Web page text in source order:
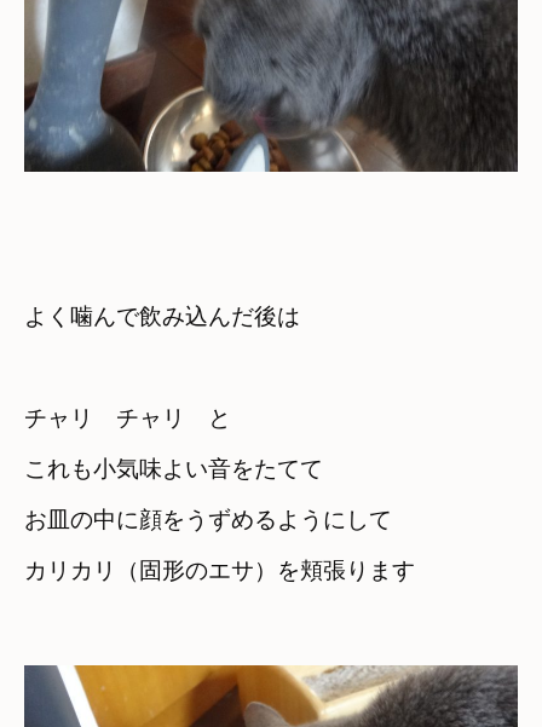
よく噛んで飲み込んだ後は
チャリ　チャリ　と
これも小気味よい音をたてて
お皿の中に顔をうずめるようにして
カリカリ（固形のエサ）を頬張ります